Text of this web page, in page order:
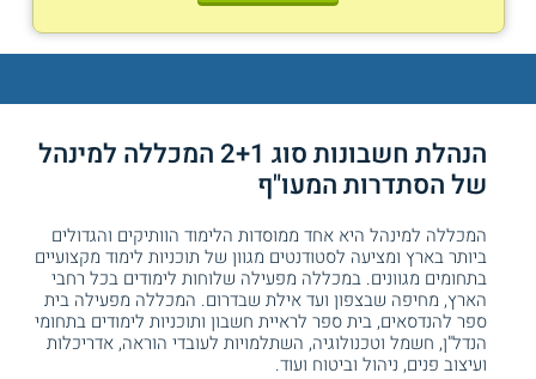
הנהלת חשבונות סוג 2+1 המכללה למינהל
שלהסתדרות המעו"ף
המכללה למינהל היא אחד ממוסדות הלימוד הוותיקים והגדולים
ביותר בארץ ומציעה לסטודנטים מגוון של תוכניות לימוד מקצועיים
בתחומים מגוונים. במכללה מפעילה שלוחות לימודים בכל רחבי
הארץ, מחיפה שבצפון ועד אילת שבדרום. המכללה מפעילה בית
ספר להנדסאים, בית ספר לראיית חשבון ותוכניות לימודים בתחומי
הנדל"ן, חשמל וטכנולוגיה, השתלמויות לעובדי הוראה, אדריכלות
ועיצוב פנים, ניהול וביטוח ועוד.